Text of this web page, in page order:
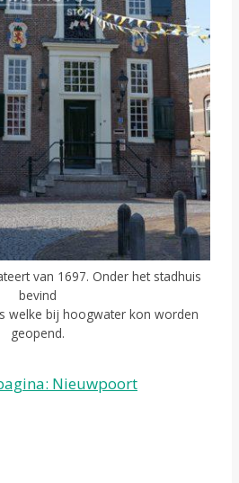
van 1697. Onder het stadhuis
bevind
welke bij hoogwater kon worden
geopend.
Nieuwpoort